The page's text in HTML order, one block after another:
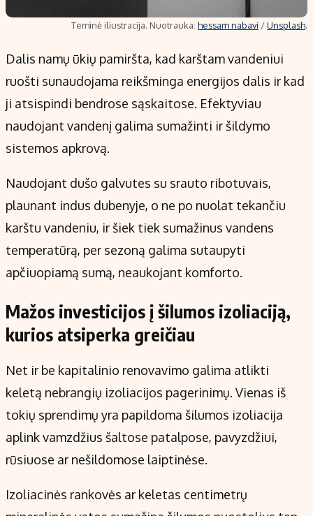
Teminė iliustracija. Nuotrauka: hessam nabavi /Unsplash.
Dalis namų ūkių pamiršta, kad karštam vandeniui
ruošti sunaudojama reikšminga energijos dalis ir kad
ji atsispindi bendrose sąskaitose. Efektyviau
naudojant vandenį galima sumažinti ir šildymo
sistemos apkrovą.
Naudojant dušo galvutes su srauto ribotuvais,
plaunant indus dubenyje, o ne po nuolat tekančiu
karštu vandeniu, ir šiek tiek sumažinus vandens
temperatūrą, per sezoną galima sutaupyti
apčiuopiamą sumą, neaukojant komforto.
Mažos investicijos į šilumos izoliaciją,
kurios atsiperka greičiau
Net ir be kapitalinio renovavimo galima atlikti
keletą nebrangių izoliacijos pagerinimų. Vienas iš
tokių sprendimų yra papildoma šilumos izoliacija
aplink vamzdžius šaltose patalpose, pavyzdžiui,
rūsiuose ar nešildomose laiptinėse.
Izoliacinės rankovės ar keletas centimetrų